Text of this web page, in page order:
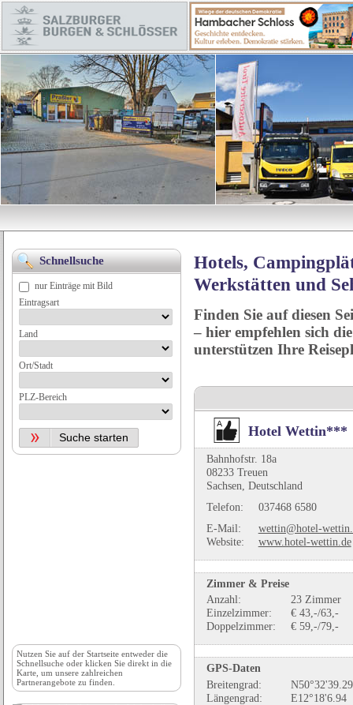
Hotels,
Werkstätten und
Finden Sie auf diesen
– hier empfehlen sich
unterstützen Ihre
Hotel Wettin***
Bahnhofstr. 18a
08233 Treuen
Sachsen, Deutschland
Telefon:
037468 6580
E-Mail:
wettin@hotel-
Website:
www.hotel-wettin.de
Zimmer & Preise
Anzahl:
23 Zimmer
Einzelzimmer:
€ 43,-/63,-
Doppelzimmer:
€ 59,-/79,-
GPS-Daten
Breitengrad:
N50°32'39.29
Längengrad:
E12°18'6.94
Schnellsuche
nur Einträge mit Bild
Eintragsart
Land
Ort/Stadt
PLZ-Bereich
Nutzen Sie auf der Startseite entweder die
Schnellsuche oder klicken Sie direkt in die
Karte, um unsere zahlreichen
Partnerangebote zu finden.